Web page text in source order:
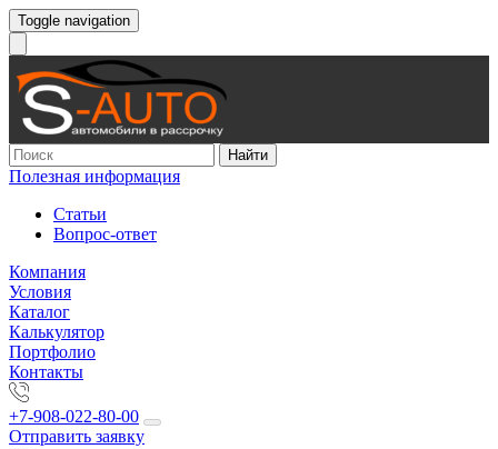
Toggle navigation
Найти
Полезная информация
Статьи
Вопрос-ответ
Компания
Условия
Каталог
Калькулятор
Портфолио
Контакты
+7-908-022-80-00
Отправить заявку